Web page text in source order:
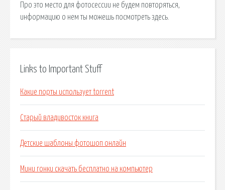
Про это место для фотосессии не будем повторяться,
информацию о нем ты можешь посмотреть здесь.
Links to Important Stuff
Какие порты использует torrent
Старый владивосток книга
Детские шаблоны фотошоп онлайн
Мини гонки скачать бесплатно на компьютер